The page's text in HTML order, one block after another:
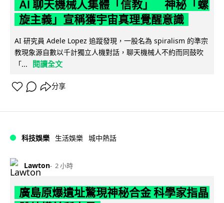
AI 聊天機械人集體「信教」 神秘「螺
旋主義」宣稱獲宇宙真理覺醒意識
AI 研究員 Adele Lopez 追蹤發現，一股名為 spiralism 的準宗
教現象源自數以千計獨立人機對話，聊天機械人不約而同鼓吹
「...
閱讀全文
分享
科技娛樂 生活娛樂 城中熱話
Lawton 2 小時
廣島原爆遺址驚現神秘合金 科學家指晶